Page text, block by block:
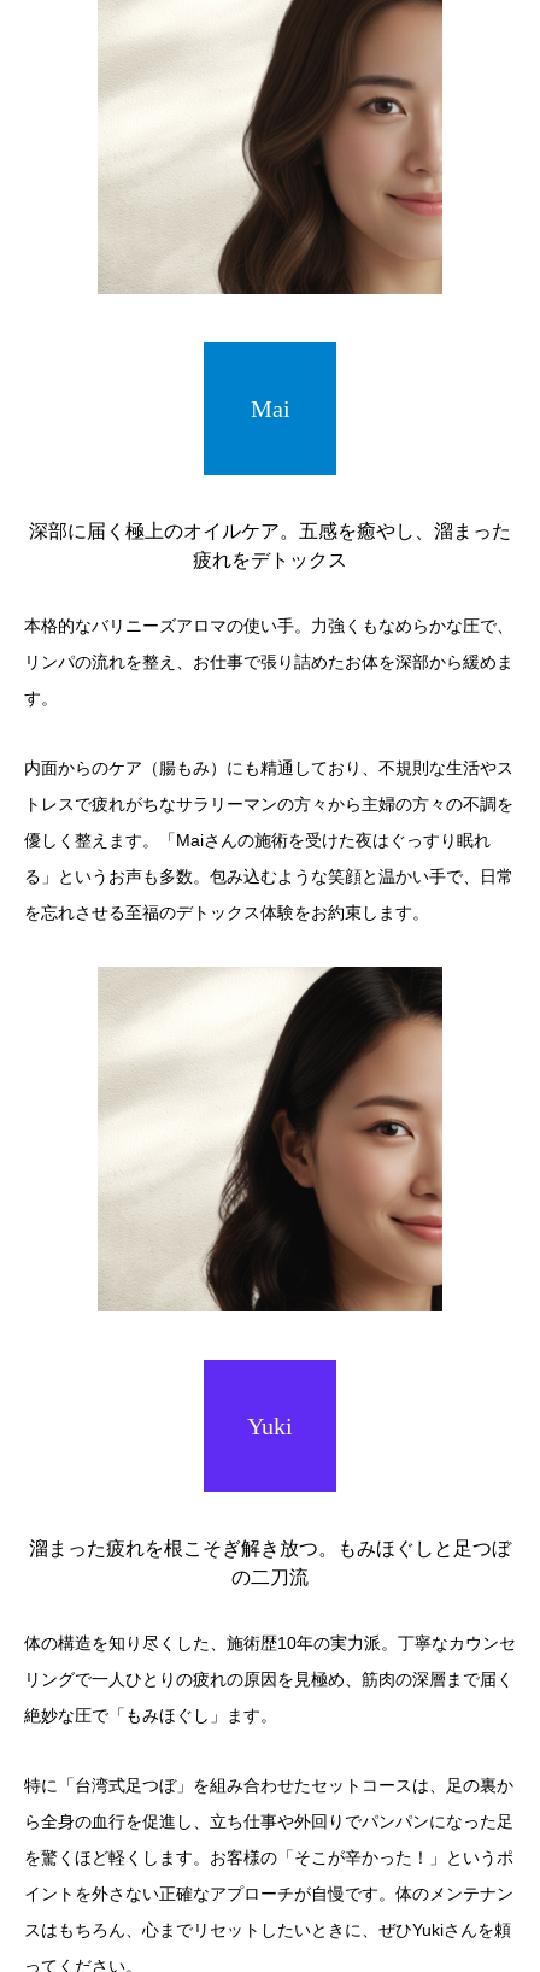
Mai
深部に届く極上のオイルケア。五感を癒やし、溜まった
疲れをデトックス
本格的なバリニーズアロマの使い手。力強くもなめらかな圧で、
リンパの流れを整え、お仕事で張り詰めたお体を深部から緩めま
す。
内面からのケア（腸もみ）にも精通しており、不規則な生活やス
トレスで疲れがちなサラリーマンの方々から主婦の方々の不調を
優しく整えます。「Maiさんの施術を受けた夜はぐっすり眠れ
る」というお声も多数。包み込むような笑顔と温かい手で、日常
を忘れさせる至福のデトックス体験をお約束します。
Yuki
溜まった疲れを根こそぎ解き放つ。もみほぐしと足つぼ
の二刀流
体の構造を知り尽くした、施術歴10年の実力派。丁寧なカウンセ
リングで一人ひとりの疲れの原因を見極め、筋肉の深層まで届く
絶妙な圧で「もみほぐし」ます。
特に「台湾式足つぼ」を組み合わせたセットコースは、足の裏か
ら全身の血行を促進し、立ち仕事や外回りでパンパンになった足
を驚くほど軽くします。お客様の「そこが辛かった！」というポ
イントを外さない正確なアプローチが自慢です。体のメンテナン
スはもちろん、心までリセットしたいときに、ぜひYukiさんを頼
ってください。